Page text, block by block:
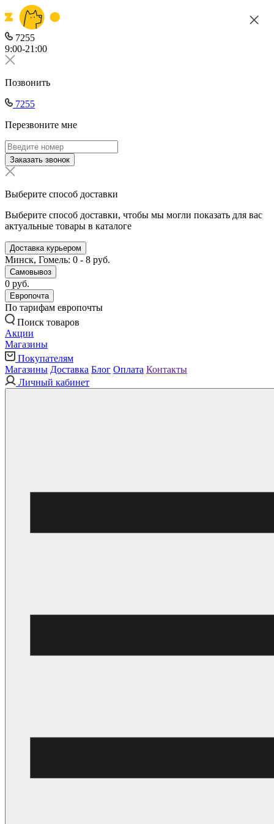
7255
9:00-21:00
Позвонить
7255
Перезвоните мне
Заказать звонок
Выберите способ доставки
Выберите способ доставки, чтобы мы могли показать для вас
актуальные товары в каталоге
Доставка курьером
Минск, Гомель: 0 - 8 руб.
Самовывоз
0 руб.
Европочта
По тарифам европочты
Поиск товаров
Акции
Магазины
Покупателям
Магазины Доставка Блог Оплата Контакты
Личный кабинет